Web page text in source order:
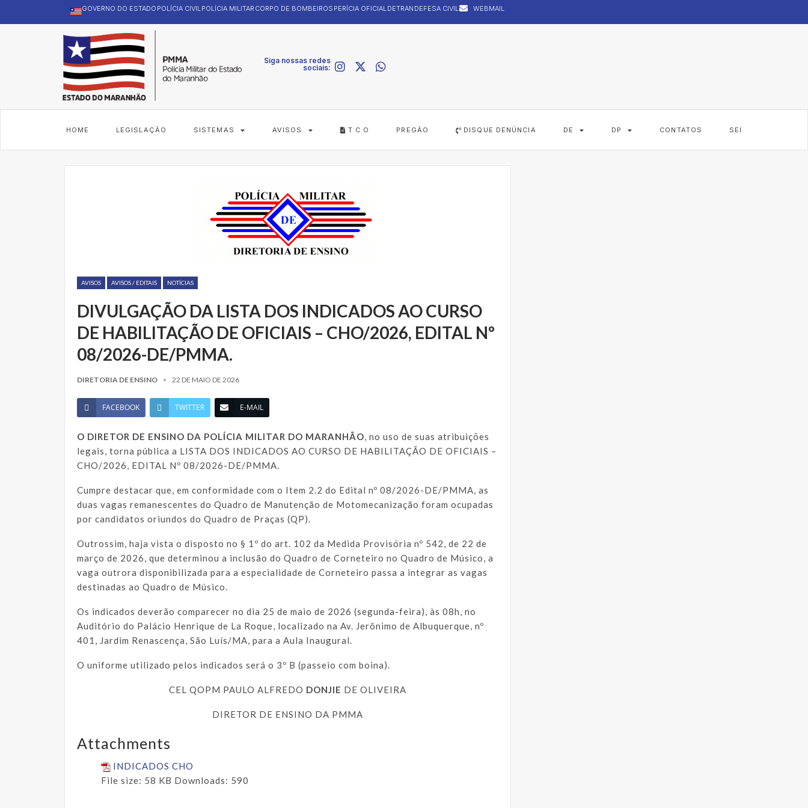
GOVERNO DO ESTADO POLÍCIA CIVILPOLÍCIA MILITAR CORPO DE BOMBEIROS PERÍCIA OFICIALDETRAN DEFESA CIVIL WEBMAIL
Siga nossas redes
sociais:
HOME LEGISLAÇÃO SISTEMAS AVISOS T C O PREGÃO DISQUE DENÚNCIA DE DP CONTATOS SEI
AVISOS AVISOS / EDITAIS NOTÍCIAS
DIVULGAÇÃO DA LISTA DOS INDICADOS AO CURSO
DE HABILITAÇÃO DE OFICIAIS – CHO/2026, EDITAL Nº
08/2026-DE/PMMA.
DIRETORIA DE ENSINO 22 DE MAIO DE 2026
FACEBOOK TWITTER E-MAIL
O DIRETOR DE ENSINO DA POLÍCIA MILITAR DO MARANHÃO, no uso de suas atribuições
legais, torna pública a LISTA DOS INDICADOS AO CURSO DE HABILITAÇÃO DE OFICIAIS –
CHO/2026, EDITAL Nº 08/2026-DE/PMMA.
Cumpre destacar que, em conformidade com o Item 2.2 do Edital nº 08/2026-DE/PMMA, as
duas vagas remanescentes do Quadro de Manutenção de Motomecanização foram ocupadas
por candidatos oriundos do Quadro de Praças (QP).
Outrossim, haja vista o disposto no § 1º do art. 102 da Medida Provisória nº 542, de 22 de
março de 2026, que determinou a inclusão do Quadro de Corneteiro no Quadro de Músico, a
vaga outrora disponibilizada para a especialidade de Corneteiro passa a integrar as vagas
destinadas ao Quadro de Músico.
Os indicados deverão comparecer no dia 25 de maio de 2026 (segunda-feira), às 08h, no
Auditório do Palácio Henrique de La Roque, localizado na Av. Jerônimo de Albuquerque, nº
401, Jardim Renascença, São Luís/MA, para a Aula Inaugural.
O uniforme utilizado pelos indicados será o 3º B (passeio com boina).
CEL QOPM PAULO ALFREDO DONJIE DE OLIVEIRA
DIRETOR DE ENSINO DA PMMA
Attachments
INDICADOS CHO
File size: 58 KB Downloads: 590